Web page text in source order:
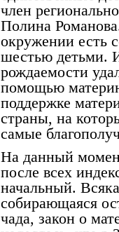
член
Полина
окружении есть
шестью детьми.
рождаемости
помощью
поддержке
страны, на
самые
На данный
после всех
начальный.
собирающаяся
чада, закон о